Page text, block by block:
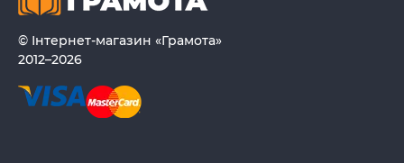
© Інтернет-магазин «Грамота»
2012–2026